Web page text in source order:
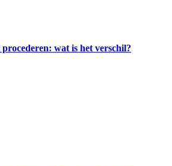
wat is het verschil?